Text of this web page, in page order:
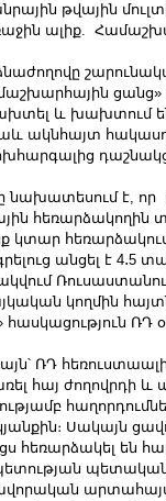
թվային
ալիք.
ցանց»
և խախտում
նաև ակնհայտ
է, որ
հեռարձակողին
կտար
անցել է 4․5
կողմին
ՌԴ
ՌԴ
հայ ժողովրդի և
Սակայն
հեռարձակել են